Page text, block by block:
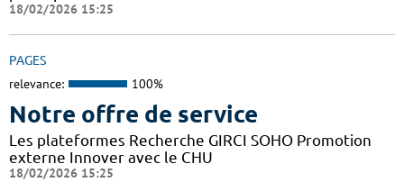
18/02/2026 15:25
PAGES
relevance: 100%
Notre offre de service
Les plateformes Recherche GIRCI SOHO Promotion
externe Innover avec le CHU
18/02/2026 15:25